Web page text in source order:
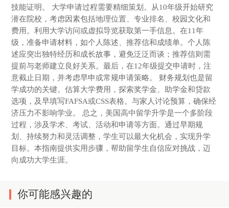
技能证明。 大学申请过程需要精细策划。从10年级开始研究
潜在院校，考虑因素包括地理位置、专业排名、校园文化和
费用。利用大学访问或虚拟导览获取第一手信息。在11年
级，准备申请材料，如个人陈述、推荐信和成绩单。个人陈
述应突出独特经历和成长故事，避免泛泛而谈；推荐信则需
提前与老师建立良好关系。最后，在12年级提交申请时，注
意截止日期，并考虑早申或常规申请策略。 财务规划也是留
学成功的关键。估算大学费用，探索奖学金、助学金和贷款
选项，及早填写FAFSA或CSS表格。与家人讨论预算，确保经
济压力不影响学业。 总之，美国高中留学升学是一个多阶段
过程，涉及学术、考试、活动和申请等方面。通过早期规
划、持续努力和灵活调整，学生可以最大化机会，实现升学
目标。本指南提供实用步骤，帮助留学生自信应对挑战，迈
向成功大学生涯。
你可能感兴趣的